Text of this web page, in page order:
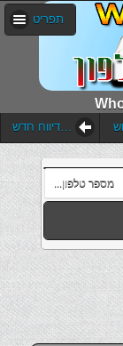
תפריט
הוסף דיווח חדש